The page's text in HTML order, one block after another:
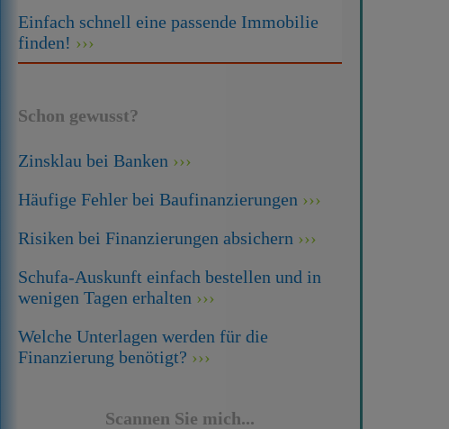
Einfach schnell eine passende Immobilie
finden!
Schon gewusst?
Zinsklau bei Banken
Häufige Fehler bei Baufinanzierungen
Risiken bei Finanzierungen absichern
Schufa-Auskunft einfach bestellen und in
wenigen Tagen erhalten
Welche Unterlagen werden für die
Finanzierung benötigt?
Scannen Sie mich...